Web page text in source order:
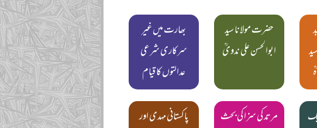
حضرت مولانا سید
ابوالحسن علی ندویؒ
بھارت میں غیر
سرکاری شرعی
عدالتوں کا قیام
مرتد کی سزا کی بحث
پاکستانی مہدی اور